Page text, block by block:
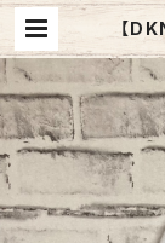
【
eat
ッ
替